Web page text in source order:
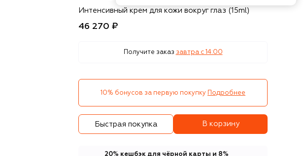
ReVive
Интенсивный крем для кожи вокруг глаз (15ml)
46 270 ₽
Получите заказ завтра c 14:00
10% бонусов за первую покупку Подробнее
Быстрая покупка В корзину
20% кешбэк для чёрной карты и 8%